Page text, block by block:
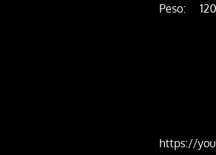
Peso:
https://